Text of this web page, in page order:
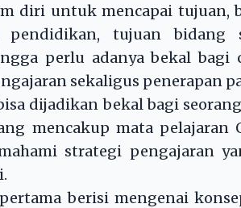
diri untuk mencapai tujuan,
pendidikan, tujuan bidang
perlu adanya bekal
sekaligus penerapan
bekal bagi seorang
mencakup mata pelajaran
strategi pengajaran
berisi mengenai konsep